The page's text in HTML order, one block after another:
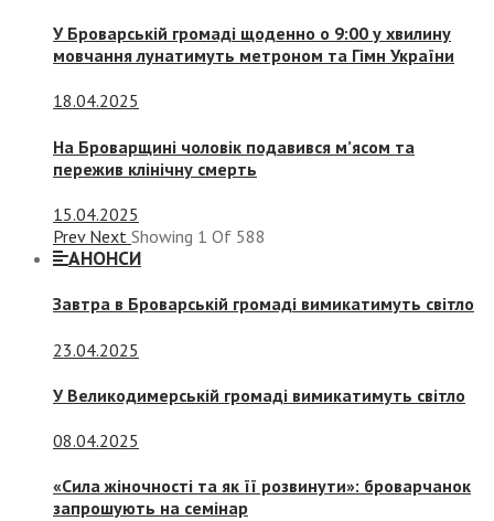
У Броварській громаді щоденно о 9:00 у хвилину
мовчання лунатимуть метроном та Гімн України
18.04.2025
На Броварщині чоловік подавився м’ясом та
пережив клінічну смерть
15.04.2025
Prev Next Showing 1 Of 588
АНОНСИ
Завтра в Броварській громаді вимикатимуть світло
23.04.2025
У Великодимерській громаді вимикатимуть світло
08.04.2025
«Сила жіночності та як її розвинути»: броварчанок
запрошують на семінар